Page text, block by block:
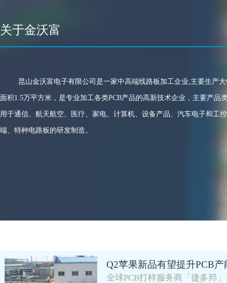
关于金沃富
昆山金沃富电子有限公司是一家中高端线路板加工企业,主要生产
面积1.5万平方米，是专业加工各类PCB产品的高新技术企业，主要产品
用于通信、航天航空、医疗、家电、计算机、设备产品、汽车电子和工
端、特种电路板的研发制造。
Q2苹果新品有望提升PCB产
全球PCB打样服务商「捷多邦